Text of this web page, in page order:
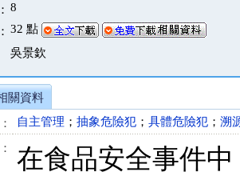
8
32 點
吳景欽
關資料
自主管理 ； 抽象危險犯 ； 具體危險犯 ； 溯
在食品安全事件